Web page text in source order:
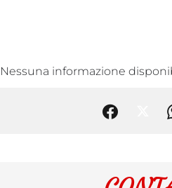
Nessuna informazione